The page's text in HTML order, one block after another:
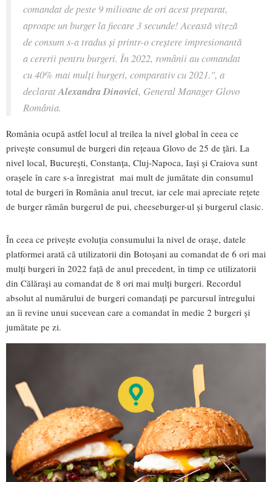
comandat de peste 9 milioane de ori acest preparat,
aproape un burger la fiecare 3 secunde! Această viteză
de consum s-a tradus și printr-o creștere impresionantă
a cererii pentru burgeri. În 2022, românii au comandat
cu 40% mai mulți burgeri, comparativ cu 2021.", a
declaratAlexandra Dinovici, General Manager Glovo
România.
România ocupă astfel locul al treilea la nivel global în ceea ce
privește consumul de burgeri din rețeaua Glovo de 25 de țări. La
nivel local, București, Constanța, Cluj-Napoca, Iași și Craiova sunt
orașele în care s-a înregistrat mai mult de jumătate din consumul
total de burgeri în România anul trecut, iar cele mai apreciate rețete
de burger rămân burgerul de pui, cheeseburger-ul și burgerul clasic.
În ceea ce privește evoluția consumului la nivel de orașe, datele
platformei arată că utilizatorii din Botoșani au comandat de 6 ori mai
mulți burgeri în 2022 față de anul precedent, în timp ce utilizatorii
din Călărași au comandat de 8 ori mai mulți burgeri. Recordul
absolut al numărului de burgeri comandați pe parcursul întregului
an îi revine unui sucevean care a comandat în medie 2 burgeri și
jumătate pe zi.